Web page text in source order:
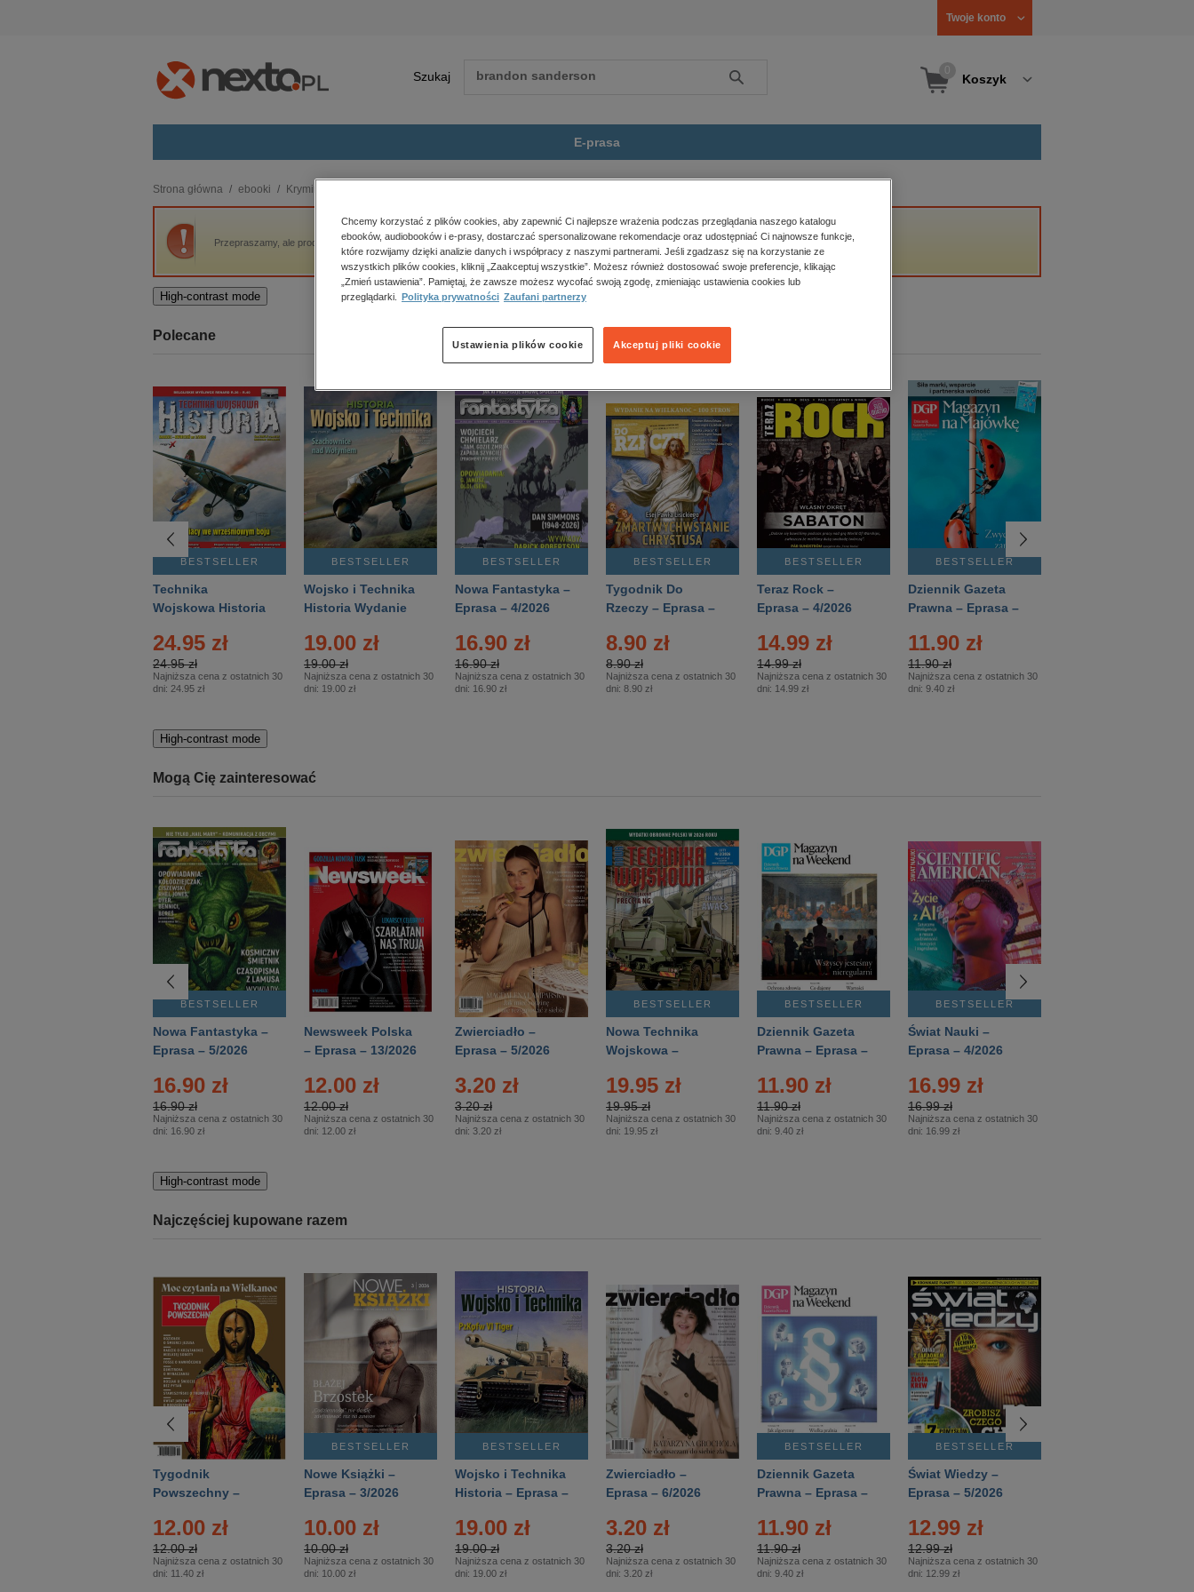
Twoje konto
Szukaj Szukaj Koszyk
E-prasa
budownictwo, aranżacja wnętrz
biznesowe, branżowe, gospodarka
darmowe wydania
edukacja
kobiece, lifestyle, kultura
polityka, społeczno-informacyjne
psychologiczne
inne
popularno-naukowe
historia
zdrowie
religie
Strona główna ebooki Kryminał, sensacja, thriller
Przepraszamy, ale produkt „Tajemnica domu Helclów” nie jest dostępny.
High-contrast mode
Polecane
BESTSELLER
Technika
Wojskowa Historia
24.95 zł
24.95 zł
Najniższa cena z ostatnich 30
dni: 24.95 zł
BESTSELLER
Wojsko i Technika
Historia Wydanie
– 2/2026
19.00 zł
19.00 zł
Najniższa cena z ostatnich 30
dni: 19.00 zł
BESTSELLER
Nowa Fantastyka –
Eprasa – 4/2026
16.90 zł
16.90 zł
Najniższa cena z ostatnich 30
dni: 16.90 zł
BESTSELLER
Tygodnik Do
Rzeczy – Eprasa –
8.90 zł
8.90 zł
Najniższa cena z ostatnich 30
dni: 8.90 zł
BESTSELLER
Teraz Rock –
Eprasa – 4/2026
14.99 zł
14.99 zł
Najniższa cena z ostatnich 30
dni: 14.99 zł
BESTSELLER
Dziennik Gazeta
Prawna – Eprasa –
11.90 zł
11.90 zł
Najniższa cena z ostatnich 30
dni: 9.40 zł
High-contrast mode
Mogą Cię zainteresować
BESTSELLER
Nowa Fantastyka –
Eprasa – 5/2026
16.90 zł
16.90 zł
Najniższa cena z ostatnich 30
dni: 16.90 zł
Newsweek Polska
– Eprasa – 13/2026
12.00 zł
12.00 zł
Najniższa cena z ostatnich 30
dni: 12.00 zł
Zwierciadło –
Eprasa – 5/2026
3.20 zł
3.20 zł
Najniższa cena z ostatnich 30
dni: 3.20 zł
BESTSELLER
Nowa Technika
Wojskowa –
19.95 zł
19.95 zł
Najniższa cena z ostatnich 30
dni: 19.95 zł
BESTSELLER
Dziennik Gazeta
Prawna – Eprasa –
11.90 zł
11.90 zł
Najniższa cena z ostatnich 30
dni: 9.40 zł
BESTSELLER
Świat Nauki –
Eprasa – 4/2026
16.99 zł
16.99 zł
Najniższa cena z ostatnich 30
dni: 16.99 zł
High-contrast mode
Najczęściej kupowane razem
Tygodnik
Powszechny –
12.00 zł
12.00 zł
Najniższa cena z ostatnich 30
dni: 11.40 zł
BESTSELLER
Nowe Książki –
Eprasa – 3/2026
10.00 zł
10.00 zł
Najniższa cena z ostatnich 30
dni: 10.00 zł
BESTSELLER
Wojsko i Technika
Historia – Eprasa –
19.00 zł
19.00 zł
Najniższa cena z ostatnich 30
dni: 19.00 zł
Zwierciadło –
Eprasa – 6/2026
3.20 zł
3.20 zł
Najniższa cena z ostatnich 30
dni: 3.20 zł
BESTSELLER
Dziennik Gazeta
Prawna – Eprasa –
11.90 zł
11.90 zł
Najniższa cena z ostatnich 30
dni: 9.40 zł
BESTSELLER
Świat Wiedzy –
Eprasa – 5/2026
12.99 zł
12.99 zł
Najniższa cena z ostatnich 30
dni: 12.99 zł
Chcemy korzystać z plików cookies, aby zapewnić Ci najlepsze wrażenia podczas przeglądania naszego katalogu
ebooków, audiobooków i e-prasy, dostarczać spersonalizowane rekomendacje oraz udostępniać Ci najnowsze funkcje,
które rozwijamy dzięki analizie danych i współpracy z naszymi partnerami. Jeśli zgadzasz się na korzystanie ze
wszystkich plików cookies, kliknij „Zaakceptuj wszystkie”. Możesz również dostosować swoje preferencje, klikając
„Zmień ustawienia”. Pamiętaj, że zawsze możesz wycofać swoją zgodę, zmieniając ustawienia cookies lub
przeglądarki.
Polityka prywatności Zaufani partnerzy
Akceptuj pliki cookie
Ustawienia plików cookie